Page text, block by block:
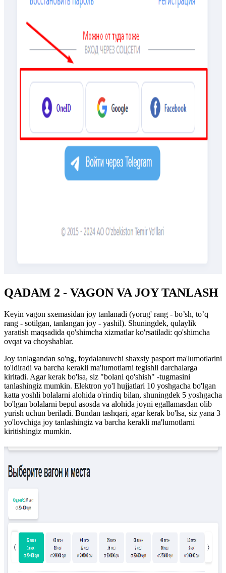
QADAM 2 - VAGON VA JOY TANLASH
Keyin vagon sxemasidan joy tanlanadi (yorug' rang - bo’sh, to’q
rang - sotilgan, tanlangan joy - yashil). Shuningdek, qulaylik
yaratish maqsadida qo'shimcha xizmatlar ko'rsatiladi: qo'shimcha
ovqat va choyshablar.
Joy tanlagandan so'ng, foydalanuvchi shaxsiy pasport ma'lumotlarini
to'ldiradi va barcha kerakli ma'lumotlarni tegishli darchalarga
kiritadi. Agar kerak bo'lsa, siz "bolani qo'shish" -tugmasini
tanlashingiz mumkin. Elektron yo'l hujjatlari 10 yoshgacha bo'lgan
katta yoshli bolalarni alohida o'rindiq bilan, shuningdek 5 yoshgacha
bo'lgan bolalarni bepul asosda va alohida joyni egallamasdan olib
yurish uchun beriladi. Bundan tashqari, agar kerak bo'lsa, siz yana 3
yo'lovchiga joy tanlashingiz va barcha kerakli ma'lumotlarni
kiritishingiz mumkin.